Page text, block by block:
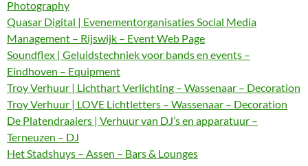
Photography
Quasar Digital | Evenementorganisaties Social Media
Management – Rijswijk – Event Web Page
Soundflex | Geluidstechniek voor bands en events –
Eindhoven – Equipment
Troy Verhuur | Lichthart Verlichting – Wassenaar – Decoration
Troy Verhuur | LOVE Lichtletters – Wassenaar – Decoration
De Platendraaiers | Verhuur van DJ’s en apparatuur –
Terneuzen – DJ
Het Stadshuys – Assen – Bars & Lounges